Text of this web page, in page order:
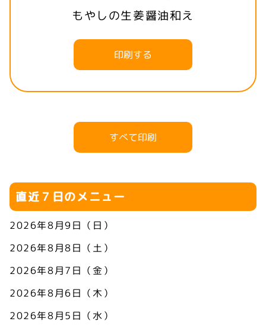
もやしの生姜醤油和え
印刷する
すべて印刷
直近７日のメニュー
2026年8月9日（日）
2026年8月8日（土）
2026年8月7日（金）
2026年8月6日（木）
2026年8月5日（水）